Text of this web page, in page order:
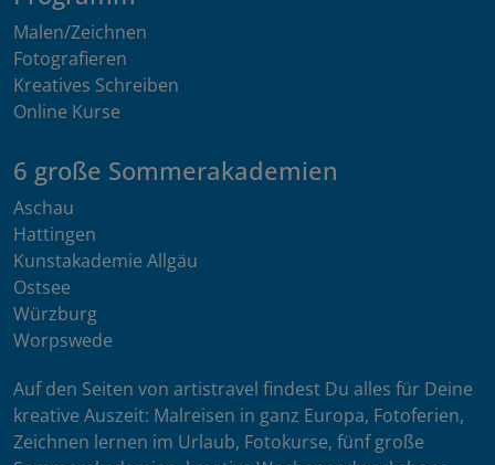
Malen/Zeichnen
Fotografieren
Kreatives Schreiben
Online Kurse
6 große Sommerakademien
Aschau
Hattingen
Kunstakademie Allgäu
Ostsee
Würzburg
Worpswede
Auf den Seiten von artistravel findest Du alles für Deine
kreative Auszeit: Malreisen in ganz Europa, Fotoferien,
Zeichnen lernen im Urlaub, Fotokurse, fünf große